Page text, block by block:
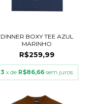
DINNER BOXY TEE AZUL
MARINHO
R$259,99
3 x de R$86,66 sem juros